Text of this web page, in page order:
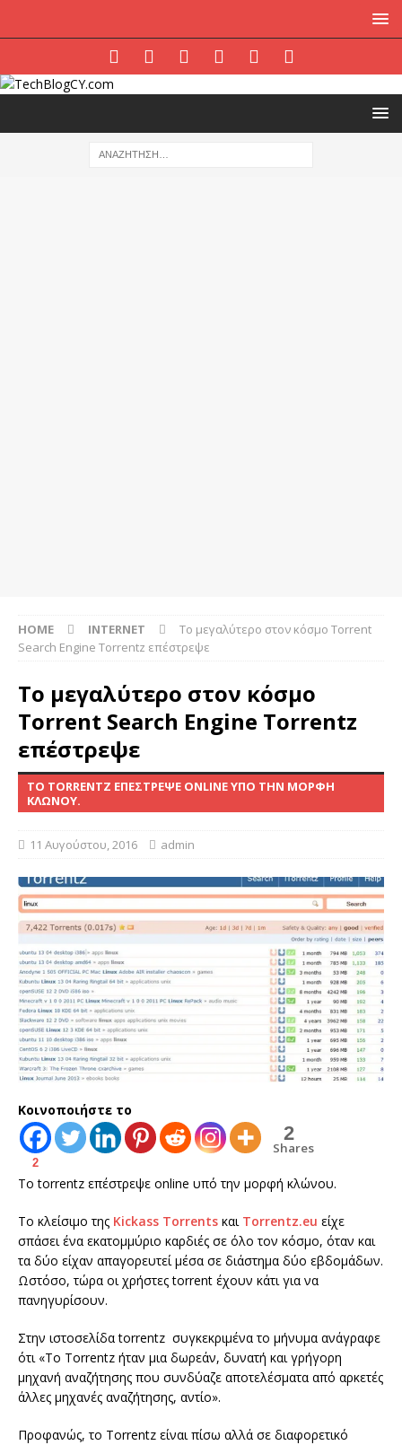
HOME INTERNET
Το μεγαλύτερο στον κόσμο Torrent
Search Engine Torrentz επέστρεψε
Το μεγαλύτερο στον κόσμο
Torrent Search Engine Torrentz
επέστρεψε
TO TORRENTZ ΕΠΈΣΤΡΕΨΕ ONLINE ΥΠΌ ΤΗΝ ΜΟΡΦΉ
ΚΛΏΝΟΥ.
11 Αυγούστου, 2016 admin
Κοινοποιήστε το
2
2
Shares
To torrentz επέστρεψε online υπό την μορφή κλώνου.
Το κλείσιμο της Kickass Torrents και Torrentz.eu είχε
σπάσει ένα εκατομμύριο καρδιές σε όλο τον κόσμο, όταν και
τα δύο είχαν απαγορευτεί μέσα σε διάστημα δύο εβδομάδων.
Ωστόσο, τώρα οιχρήστες torrent έχουν κάτιγια να
πανηγυρίσουν.
Στην ιστοσελίδα torrentz συγκεκριμένα το μήνυμα ανάγραφε
ότι «Το Torrentz ήταν μια δωρεάν, δυνατή και γρήγορη
μηχανή αναζήτησης που συνδύαζε αποτελέσματα από αρκετές
άλλες μηχανές αναζήτησης, αντίο».
Προφανώς,το Torrentz είναι πίσω αλλά σε διαφορετικό